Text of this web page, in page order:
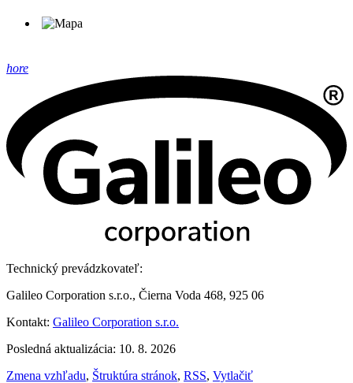
hore
Technický prevádzkovateľ:
Galileo Corporation s.r.o., Čierna Voda 468, 925 06
Kontakt: Galileo Corporation s.r.o.
Posledná aktualizácia: 10. 8. 2026
Zmena vzhľadu, Štruktúra stránok, RSS, Vytlačiť